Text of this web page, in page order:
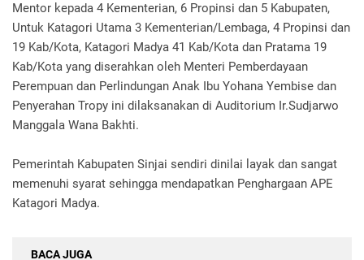
Mentor kepada 4 Kementerian, 6 Propinsi dan 5 Kabupaten,
Untuk Katagori Utama 3 Kementerian/Lembaga, 4 Propinsi dan
19 Kab/Kota, Katagori Madya 41 Kab/Kota dan Pratama 19
Kab/Kota yang diserahkan oleh Menteri Pemberdayaan
Perempuan dan Perlindungan Anak Ibu Yohana Yembise dan
Penyerahan Tropy ini dilaksanakan di Auditorium Ir.Sudjarwo
Manggala Wana Bakhti.
Pemerintah Kabupaten Sinjai sendiri dinilai layak dan sangat
memenuhi syarat sehingga mendapatkan Penghargaan APE
Katagori Madya.
BACA JUGA